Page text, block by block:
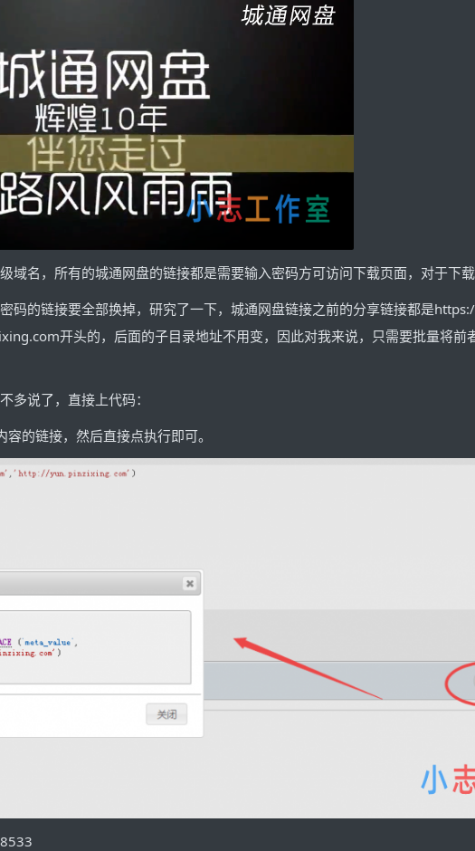
名，所有的城通网盘的链接都是需要输入密码方可访问下载页面，对于下载
码的链接要全部换掉，研究了一下，城通网盘链接之前的分享链接都是
开头的，后面的子目录地址不用变，因此对我来说，只需要批量将前
多说了，直接上代码：
的链接，然后直接点执行即可。